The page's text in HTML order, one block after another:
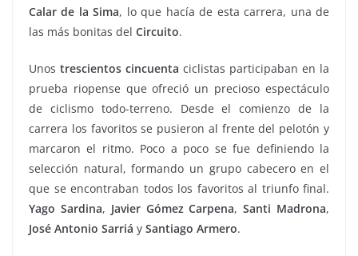
Calar de la Sima, lo que hacía de esta carrera, una de
las más bonitas del Circuito.
Unos trescientos cincuenta ciclistas participaban en la
prueba riopense que ofreció un precioso espectáculo
de ciclismo todo-terreno. Desde el comienzo de la
carrera los favoritos se pusieron al frente del pelotón y
marcaron el ritmo. Poco a poco se fue definiendo la
selección natural, formando un grupo cabecero en el
que se encontraban todos los favoritos al triunfo final.
Yago Sardina, Javier Gómez Carpena,Santi Madrona,
José Antonio Sarriá y Santiago Armero.